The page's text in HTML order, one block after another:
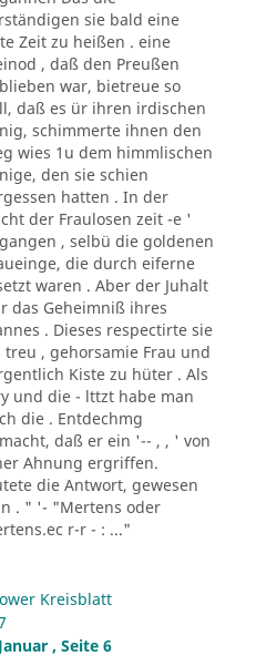
sie bald eine
Zeit zu heißen . eine
, daß den Preußen
war, bietreue so
daß es ür ihren irdischen
schimmerte ihnen den
wies 1u dem himmlischen
den sie schien
hatten . In der
der Fraulosen zeit -e '
, selbü die goldenen
die durch eiferne
waren . Aber der Juhalt
das Geheimniß ihres
. Dieses respectirte sie
treu , gehorsamie Frau und
Kiste zu hüter . Als
und die - lttzt habe man
die . Entdechmg
daß er ein '-- , , ' von
Ahnung ergriffen.
die Antwort, gewesen
. " '- "Mertens oder
r-r - : ..."
Kreisblatt
, Seite 6